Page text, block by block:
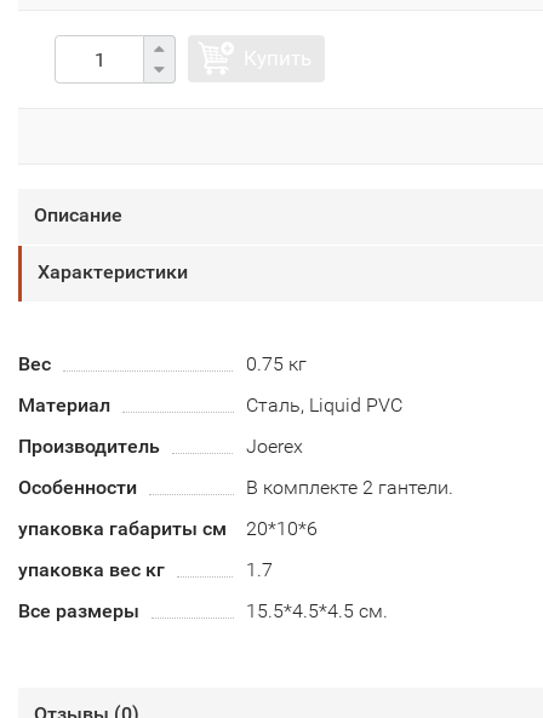
Описание
Характеристики
Вес
0.75 кг
Материал
Сталь, Liquid PVC
Производитель
Joerex
Особенности
В комплекте 2 гантели.
упаковка габариты см
20*10*6
упаковка вес кг
1.7
Все размеры
15.5*4.5*4.5 см.